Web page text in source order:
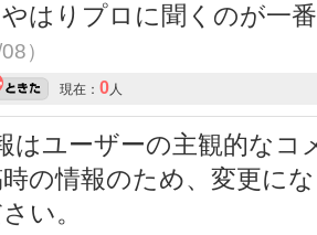
はりプロに聞くのが一
）
現在： 0人
はユーザーの主観的なコ
の情報のため、変更に
い。